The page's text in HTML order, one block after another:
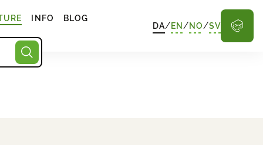
INFO BLOG
DA/EN /NO/SV